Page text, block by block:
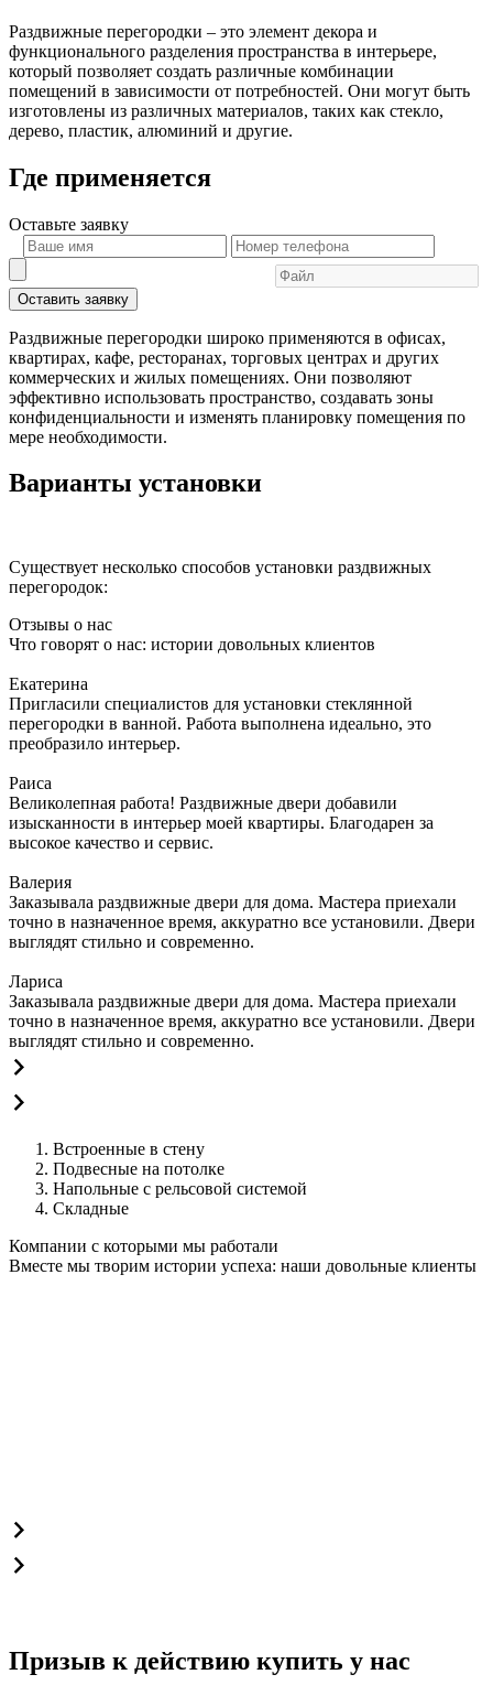
Раздвижные перегородки – это элемент декора и
функционального разделения пространства в интерьере,
который позволяет создать различные комбинации
помещений в зависимости от потребностей. Они могут быть
изготовлены из различных материалов, таких как стекло,
дерево, пластик, алюминий и другие.
Где применяется
Оставьте заявку
Оставить заявку
Раздвижные перегородки широко применяются в офисах,
квартирах, кафе, ресторанах, торговых центрах и других
коммерческих и жилых помещениях. Они позволяют
эффективно использовать пространство, создавать зоны
конфиденциальности и изменять планировку помещения по
мере необходимости.
Варианты установки
Существует несколько способов установки раздвижных
перегородок:
Отзывы о нас
Что говорят о нас: истории довольных клиентов
Екатерина
Пригласили специалистов для установки стеклянной
перегородки в ванной. Работа выполнена идеально, это
преобразило интерьер.
Раиса
Великолепная работа! Раздвижные двери добавили
изысканности в интерьер моей квартиры. Благодарен за
высокое качество и сервис.
Валерия
Заказывала раздвижные двери для дома. Мастера приехали
точно в назначенное время, аккуратно все установили. Двери
выглядят стильно и современно.
Лариса
Заказывала раздвижные двери для дома. Мастера приехали
точно в назначенное время, аккуратно все установили. Двери
выглядят стильно и современно.
Встроенные в стену
Подвесные на потолке
Напольные с рельсовой системой
Складные
Компании с которыми мы работали
Вместе мы творим истории успеха: наши довольные клиенты
Призыв к действию купить у нас